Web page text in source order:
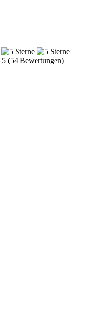
(54 Bewertungen)